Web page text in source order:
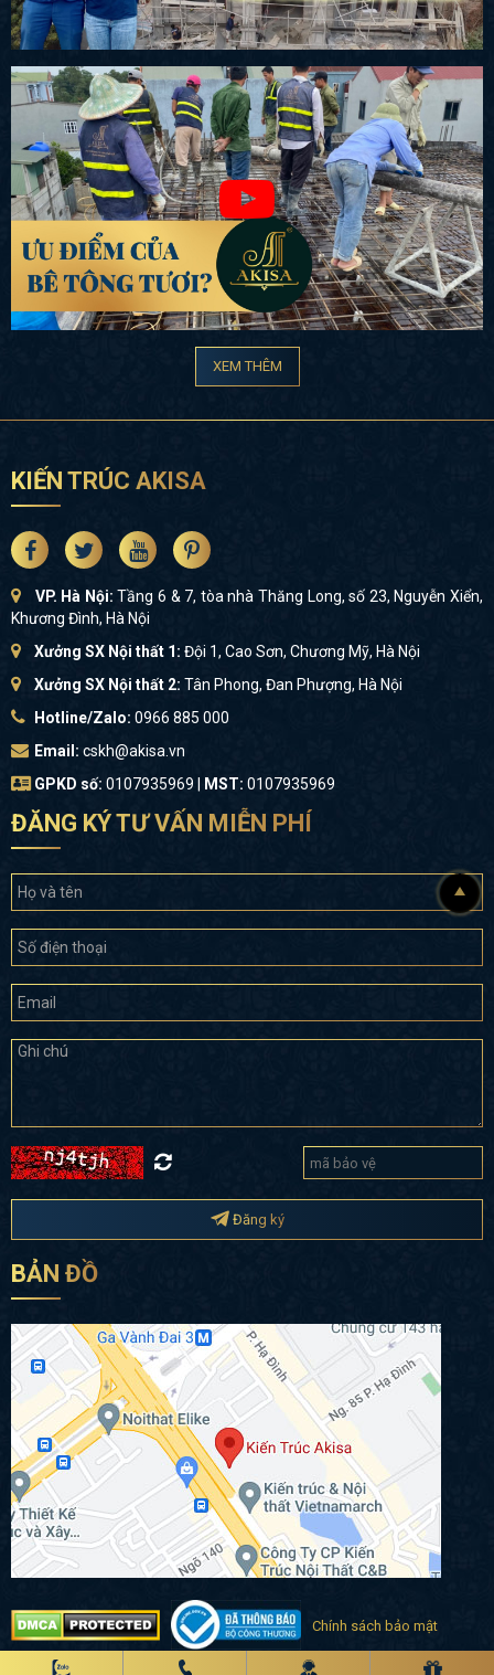
XEM THÊM
KIẾN TRÚC AKISA
VP. Hà Nội:Tầng 6 & 7, tòa nhà Thăng Long, số 23, Nguyễn Xiển,
Khương Đình, Hà Nội
Xưởng SX Nội thất 1: Đội 1, Cao Sơn, Chương Mỹ, Hà Nội
Xưởng SX Nội thất 2: Tân Phong, Đan Phượng, Hà Nội
Hotline/Zalo: 0966 885 000
Email: cskh@akisa.vn
GPKD số: 0107935969 | MST: 0107935969
ĐĂNG KÝ TƯ VẤN MIỄN PHÍ
Đăng ký
BẢN ĐỒ
Chính sách bảo mật